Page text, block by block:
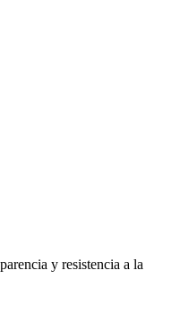
y resistencia a la